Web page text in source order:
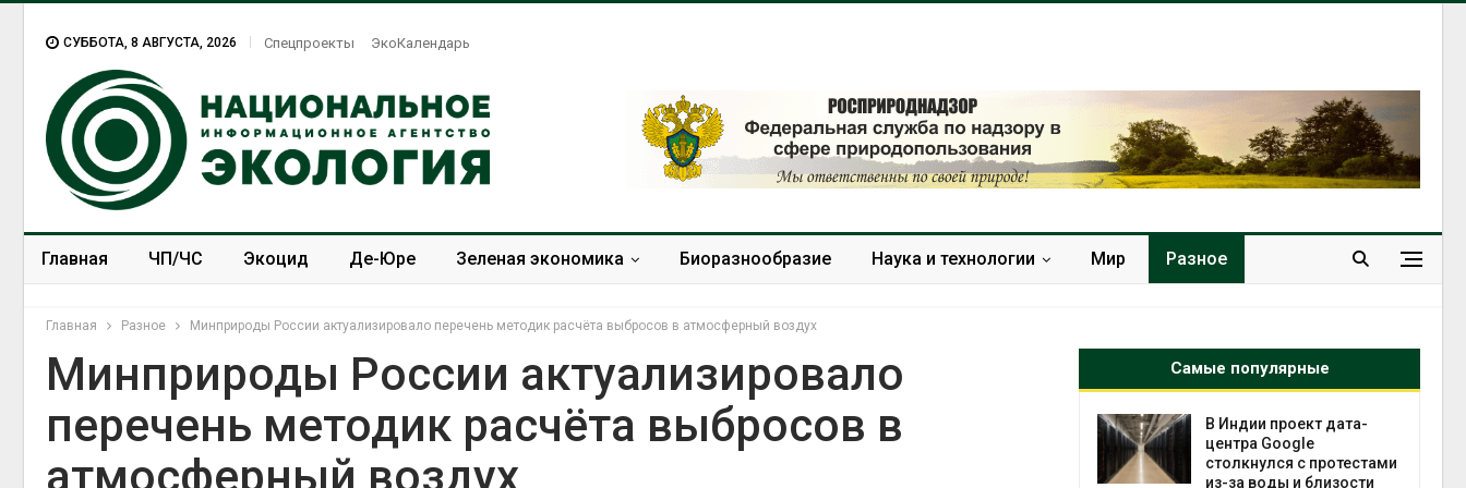
СУББОТА, 8 АВГУСТА, 2026 Спецпроекты ЭкоКалендарь
Главная ЧП/ЧС Экоцид Де-Юре Зеленая экономика Биоразнообразие Наука и технологии Мир Разное
Главная Разное Минприроды России актуализировало перечень методик расчёта выбросов в атмосферный воздух
Минприроды России актуализировало
перечень методик расчёта выбросов в
атмосферный воздух
Самые популярные
Дождевая вода с крыш
может помочь городам
Южная Корея ускорит
развитие солнечной
В Индии проект дата-
центра Google
столкнулся с протестами
из-за воды и близости